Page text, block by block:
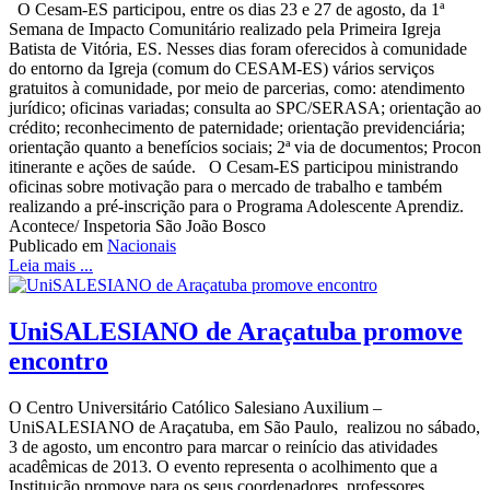
O Cesam-ES participou, entre os dias 23 e 27 de agosto, da 1ª
Semana de Impacto Comunitário realizado pela Primeira Igreja
Batista de Vitória, ES. Nesses dias foram oferecidos à comunidade
do entorno da Igreja (comum do CESAM-ES) vários serviços
gratuitos à comunidade, por meio de parcerias, como: atendimento
jurídico; oficinas variadas; consulta ao SPC/SERASA; orientação ao
crédito; reconhecimento de paternidade; orientação previdenciária;
orientação quanto a benefícios sociais; 2ª via de documentos; Procon
itinerante e ações de saúde. O Cesam-ES participou ministrando
oficinas sobre motivação para o mercado de trabalho e também
realizando a pré-inscrição para o Programa Adolescente Aprendiz.
Acontece/ Inspetoria São João Bosco
Publicado em Nacionais
Leia mais ...
UniSALESIANO de Araçatuba promove
encontro
O Centro Universitário Católico Salesiano Auxilium –
UniSALESIANO de Araçatuba, em São Paulo, realizou no sábado,
3 de agosto, um encontro para marcar o reinício das atividades
acadêmicas de 2013. O evento representa o acolhimento que a
Instituição promove para os seus coordenadores, professores,